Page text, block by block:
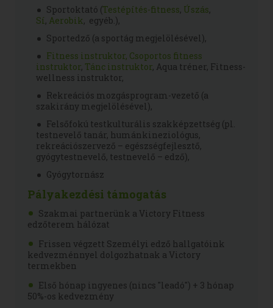
Sportoktató (Testépítés-fitness, Úszás,
Sí, Aerobik, egyéb.),
Sportedző (a sportág megjelölésével),
Fitness instruktor, Csoportos fitness
instruktor, Tánc instruktor, Aqua tréner, Fitness-
wellness instruktor,
Rekreációs mozgásprogram-vezető (a
szakirány megjelölésével),
Felsőfokú testkulturális szakképzettség (pl.
testnevelő tanár, humánkineziológus,
rekreációszervező – egészségfejlesztő,
gyógytestnevelő, testnevelő – edző),
Gyógytornász
Pályakezdési támogatás
Szakmai partnerünk a Victory Fitness
edzőterem hálózat
Frissen végzett Személyi edző hallgatóink
kedvezménnyel dolgozhatnak a Victory
termekben
Első hónap ingyenes (nincs "leadó") + 3 hónap
50%-os kedvezmény